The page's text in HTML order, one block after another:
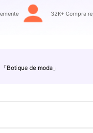
32K+ Compra
「Botique de moda」